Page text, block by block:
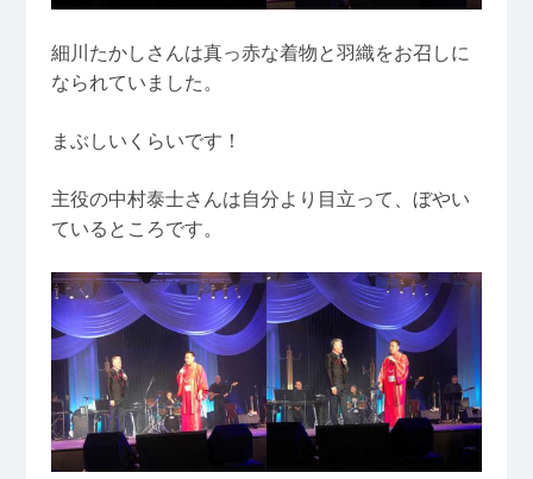
細川たかしさんは真っ赤な着物と羽織をお召しに
なられていました。
まぶしいくらいです！
主役の中村泰士さんは自分より目立って、ぼやい
ているところです。